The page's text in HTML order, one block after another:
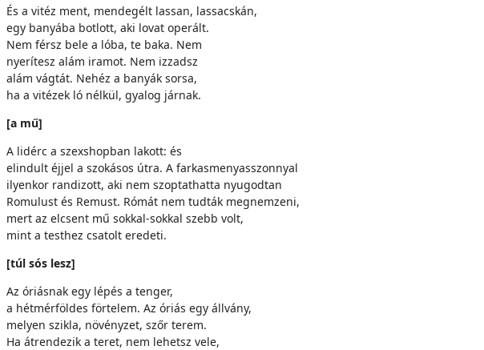
És a vitéz ment, mendegélt lassan, lassacskán,
egy banyába botlott, aki lovat operált.
Nem férsz bele a lóba, te baka. Nem
nyerítesz alám iramot. Nem izzadsz
alám vágtát. Nehéz a banyák sorsa,
ha a vitézek ló nélkül, gyalog járnak.
[a mű]
A lidérc a szexshopban lakott: és
elindult éjjel a szokásos útra. A farkasmenyasszonnyal
ilyenkor randizott, aki nem szoptathatta nyugodtan
Romulust és Remust. Rómát nem tudták megnemzeni,
mert az elcsent mű sokkal-sokkal szebb volt,
mint a testhez csatolt eredeti.
[túl sós lesz]
Az óriásnak egy lépés a tenger,
a hétmérföldes förtelem. Az óriás egy állvány,
melyen szikla, növényzet, szőr terem.
Ha átrendezik a teret, nem lehetsz vele,